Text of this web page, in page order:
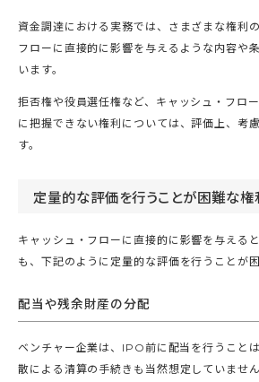
資金調達における実務では、さまざまな権利
フローに直接的に影響を与えるような内容や
います。
拒否権や役員選任権など、キャッシュ・フロ
に把握できない権利については、評価上、考
す。
定量的な評価を行うことが困難な権
キャッシュ・フローに直接的に影響を与える
も、下記のように定量的な評価を行うことが
配当や残余財産の分配
ベンチャー企業は、IPO前に配当を行うこと
散による清算の手続きも当然想定していませ